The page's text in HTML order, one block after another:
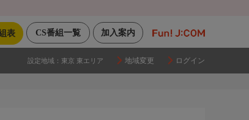
加入案内
CS番組一覧
表
設定地域： 東京 東エリア 地域変更 ログイン